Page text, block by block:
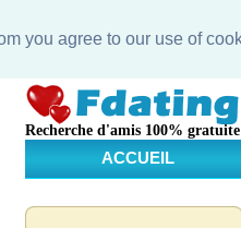
you agree to our use of
Recherche d'amis 100% gratuite
ACCUEIL